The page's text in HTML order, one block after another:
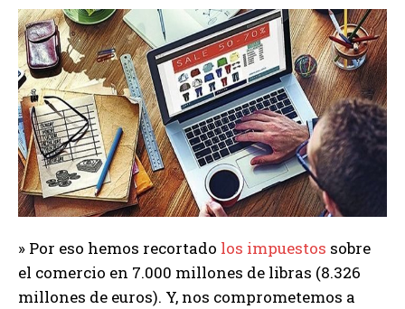
» Por eso hemos recortado los impuestos sobre
el comercio en 7.000 millones de libras (8.326
millones de euros). Y, nos comprometemos a